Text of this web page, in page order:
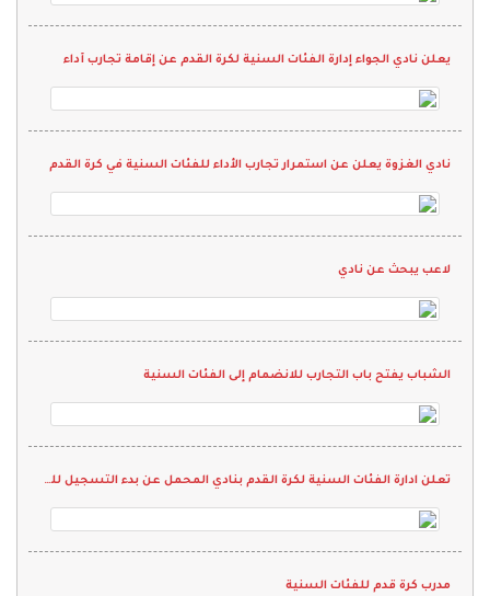
يعلن نادي الجواء إدارة الفئات السنية لكرة القدم عن إقامة تجارب أداء
نادي الغزوة يعلن عن استمرار تجارب الأداء للفئات السنية في كرة القدم
لاعب يبحث عن نادي
الشباب يفتح باب التجارب للانضمام إلى الفئات السنية
تعلن ادارة الفئات السنية لكرة القدم بنادي المحمل عن بدء التسجيل للمرحلة الأولى
مدرب كرة قدم للفئات السنية